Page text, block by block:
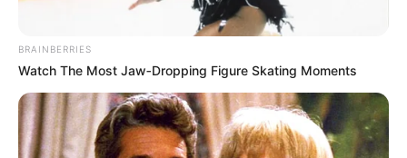
BRAINBERRIES
Watch The Most Jaw‑Dropping Figure Skating Moments